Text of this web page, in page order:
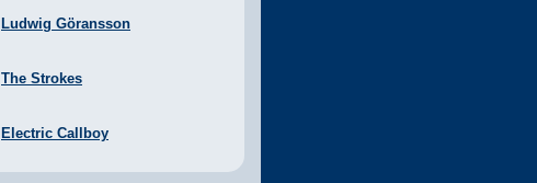
Ludwig Göransson
The Strokes
Electric Callboy